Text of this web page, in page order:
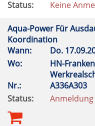
Status:
Keine
Aqua-Power Für
Koordination
Wann:
Do.
Wo:
HN-
Nr.:
A336A303
Status: